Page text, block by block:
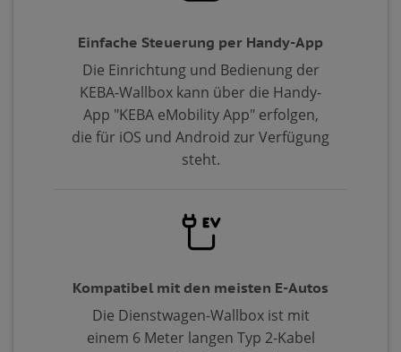
Einfache Steuerung per Handy-App
Die Einrichtung und Bedienung der
KEBA-Wallbox kann über die Handy-
App "KEBA eMobility App" erfolgen,
die für iOS und Android zur Verfügung
steht.
Kompatibel mit den meisten E-Autos
Die Dienstwagen-Wallbox ist mit
einem 6 Meter langen Typ 2-Kabel